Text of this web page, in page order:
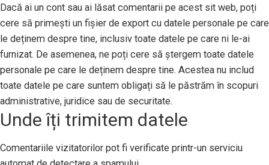
Dacă ai un cont sau ai lăsat comentarii pe acest sit web, poți
cere să primești un fișier de export cu datele personale pe care
le deținem despre tine, inclusiv toate datele pe care ni le-ai
furnizat. De asemenea, ne poți cere să ștergem toate datele
personale pe care le deținem despre tine. Acestea nu includ
toate datele pe care suntem obligați să le păstrăm în scopuri
administrative, juridice sau de securitate.
Unde îți trimitem datele
Comentariile vizitatorilor pot fi verificate printr-un serviciu